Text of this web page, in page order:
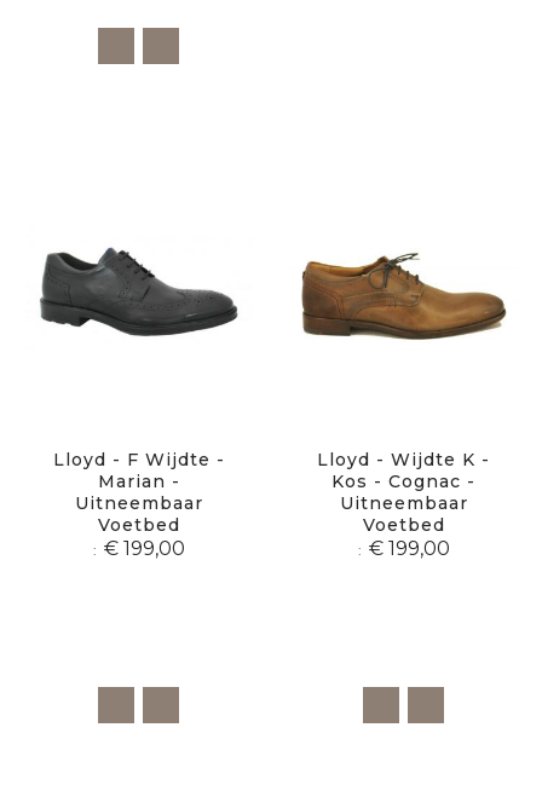
Lloyd - F Wijdte -
Marian -
Uitneembaar
Voetbed
€ 199,00
Lloyd - Wijdte K -
Kos - Cognac -
Uitneembaar
Voetbed
€ 199,00